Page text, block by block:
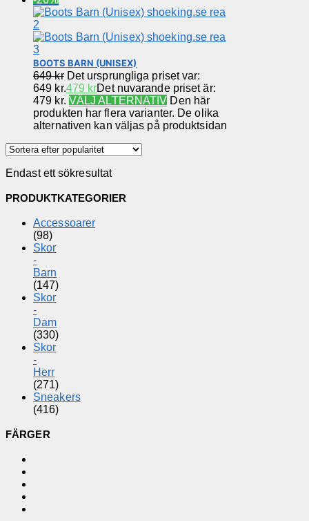
BOOTS BARN (UNISEX)
649kr Det ursprungliga priset var:
649 kr.479 krDet nuvarande priset är:
479 kr. VÄLJ ALTERNATIV Den här
produkten har flera varianter. De olika
alternativen kan väljas på produktsidan
Endast ett sökresultat
PRODUKTKATEGORIER
Accessoarer
(98)
Skor
-
Barn
(147)
Skor
-
Dam
(330)
Skor
-
Herr
(271)
Sneakers
(416)
FÄRGER